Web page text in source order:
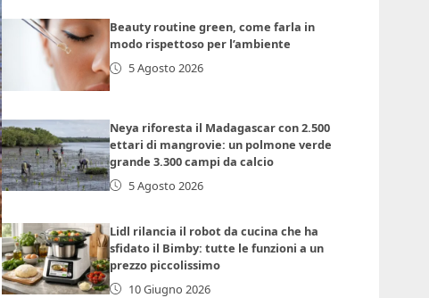
Beauty routine green, come farla in
modo rispettoso per l’ambiente
5 Agosto 2026
Neya riforesta il Madagascar con 2.500
ettari di mangrovie: un polmone verde
grande 3.300 campi da calcio
5 Agosto 2026
Lidl rilancia il robot da cucina che ha
sfidato il Bimby: tutte le funzioni a un
prezzo piccolissimo
10 Giugno 2026